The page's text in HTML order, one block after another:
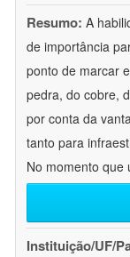
Resumo: A
de importância
ponto de marcar
pedra, do cobre,
por conta da
tanto para
No momento que
Instituição/UF/